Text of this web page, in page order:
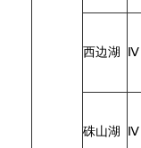
西边湖 Ⅳ
硃山湖 Ⅳ